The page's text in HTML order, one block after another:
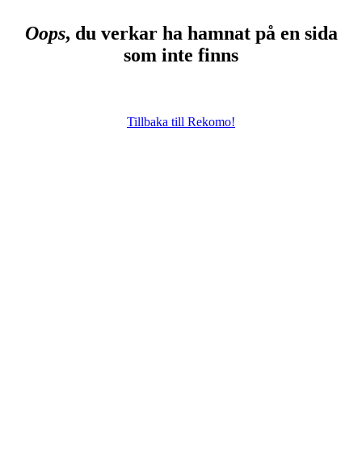
Oops, du verkar ha hamnat på en sida
som inte finns
Tillbaka till Rekomo!